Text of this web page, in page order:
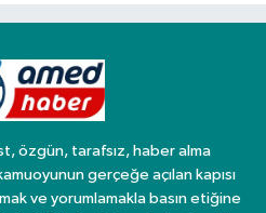
özgün, tarafsız, haber alma
gerçeğe açılan kapısı
ve yorumlamakla basın etiğine